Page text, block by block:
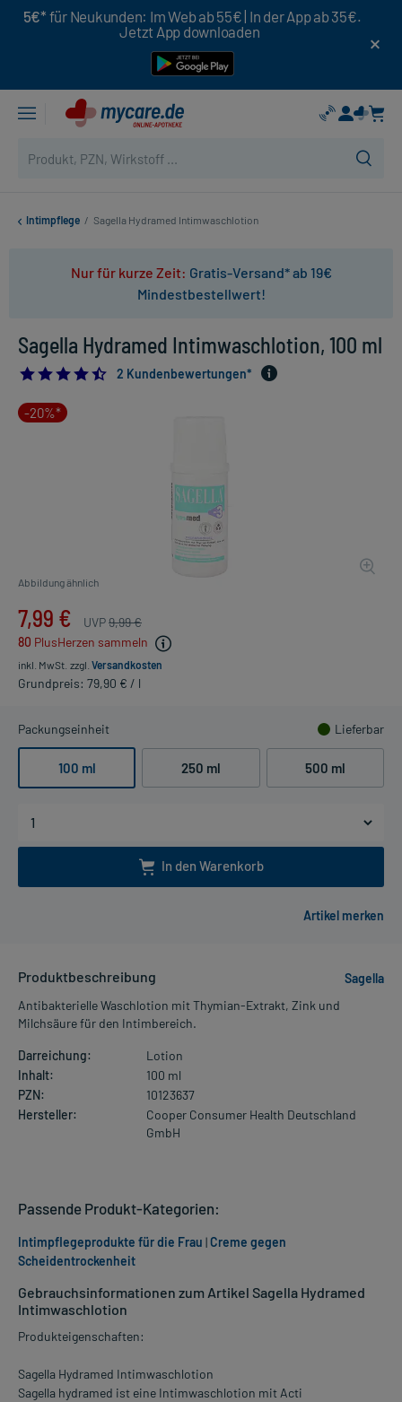
5€* für Neukunden: Im Web ab 55€ | In der App ab 35€.
Jetzt App downloaden
Intimpflege / Sagella Hydramed Intimwaschlotion
Nur für kurze Zeit: Gratis-Versand* ab 19€
Mindestbestellwert!
Sagella Hydramed Intimwaschlotion, 100 ml
4.5
2 Kundenbewertungen*
-20%*
Abbildung ähnlich
7,99 € UVP9,99 €
80 PlusHerzen sammeln
inkl. MwSt. zzgl. Versandkosten
Grundpreis: 79,90 € / l
Packungseinheit Lieferbar
100 ml 250 ml 500 ml
In den Warenkorb
Produktbeschreibung
Sagella
Antibakterielle Waschlotion mit Thymian-Extrakt, Zink und
Milchsäure für den Intimbereich.
Darreichung:
Lotion
Inhalt:
100 ml
PZN:
10123637
Hersteller:
Cooper Consumer Health Deutschland
GmbH
Gebrauchsinformationen zum Artikel Sagella Hydramed
Intimwaschlotion
Produkteigenschaften:
Sagella Hydramed Intimwaschlotion
Sagella hydramed ist eine Intimwaschlotion mit Acti
Passende Produkt-Kategorien:
Intimpflegeprodukte für die Frau |Creme gegen
Scheidentrockenheit